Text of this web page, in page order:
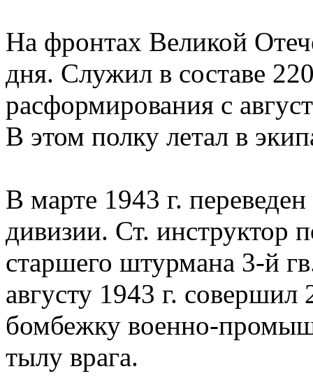
На фронтах Великой
дня. Служил в составе
расформирования с
В этом полку летал в
В марте 1943 г.
дивизии. Ст. инструктор
старшего штурмана 3-й
августу 1943 г.
бомбежку военно-
тылу врага.